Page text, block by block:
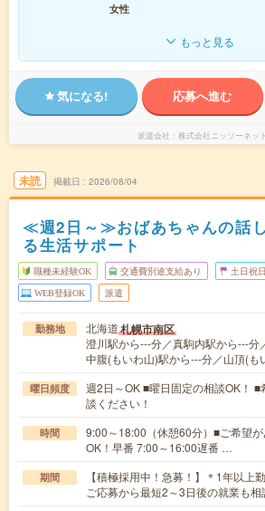
女性
もっと見る
気になる! 応募へ進む
派遣会社 株式会社ニッソーネット
未読 掲載日 2026/08/04
≪週2日～≫おばあちゃんの話
る生活サポート
職種未経験OK 交通費別途支給あり 土日祝
WEB登録OK 派遣
勤務地 北海道札幌市南区
澄川駅から---分／真駒内駅から---分
中腹(もいわ山)駅から---分／山頂(も
曜日頻度
週2日～OK ■曜日固定の相談OK！
談ください！
時間
9:00～18:00（休憩60分）■ご希望
OK！早番 7:00～16:00遅番 …
期間
【積極採用中！急募！】＊1年以上
ご応募から最短2～3日後の就業も相